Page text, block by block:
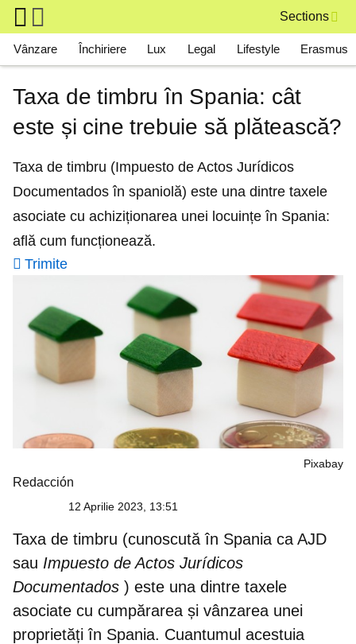
Skip to main content
Sections
Main navigation
Vânzare Închiriere Lux Legal Lifestyle Erasmus
Taxa de timbru în Spania: cât
este și cine trebuie să plătească?
Taxa de timbru (Impuesto de Actos Jurídicos
Documentados în spaniolă) este una dintre taxele
asociate cu achiziționarea unei locuințe în Spania:
află cum funcționează.
Trimite
Pixabay
Redacción
12 Aprilie 2023, 13:51
Taxa de timbru (cunoscută în Spania ca AJD
sau Impuesto de Actos Jurídicos
Documentados ) este una dintre taxele
asociate cu cumpărarea și vânzarea unei
proprietăți în Spania. Cuantumul acestuia